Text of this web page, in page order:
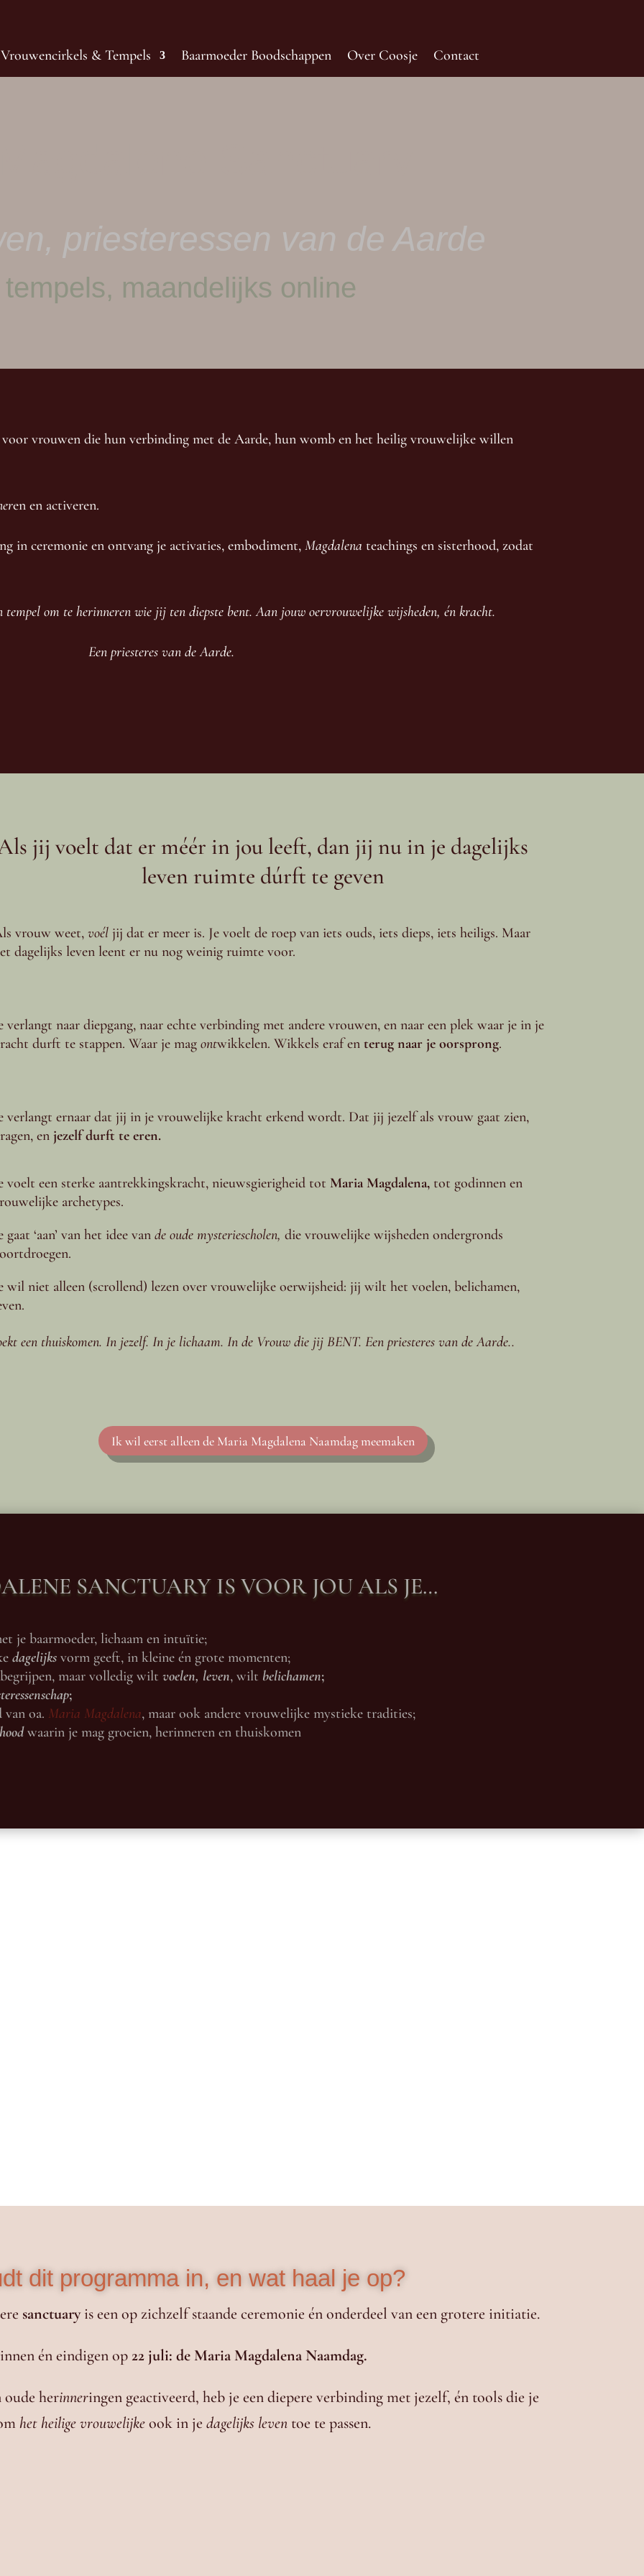
Vrouwencirkels & Tempels Baarmoeder Boodschappen Over Coosje Contact
priesteressen van de Aarde
maandelijks online
vrouwen die hun verbinding met de Aarde, hun womb en het heilig vrouwelijke willen
en en activeren.
in ceremonie en ontvang je activaties, embodiment,Magdalena teachings en sisterhood, zodat
tempel om te herinneren wie jij ten diepste bent.Aan jouw oervrouwelijke wijsheden, én kracht.
Een priesteres van de Aarde.
jij voelt dat er méér in jou leeft, dan jij nu in je dagelijks
leven ruimte dúrft te geven
vrouw weet, voéljij dat er meer is. Je voelt de roep van iets ouds, iets dieps, iets heiligs. Maar
dagelijks leven leent er nu nog weinig ruimte voor.
verlangt naar diepgang, naar echte verbinding met andere vrouwen, en naar een plek waar je in je
durft te stappen. Waar je mag ontwikkelen. Wikkels eraf en terug naar je oorsprong.
verlangt ernaar dat jij in je vrouwelijke kracht erkend wordt. Dat jij jezelf als vrouw gaat zien,
enjezelf durft te eren.
voelt een sterke aantrekkingskracht, nieuwsgierigheid tot Maria Magdalena,tot godinnen en
archetypes.
gaat ‘aan’ van het idee van de oude mysteriescholen, die vrouwelijke wijsheden ondergronds
wil niet alleen (scrollend) lezen over vrouwelijke oerwijsheid: jij wilt het voelen, belichamen,
een thuiskomen. In jezelf. In je lichaam. In de Vrouw die jij BENT. Een priesteres van de Aarde..
Ik wil eerst alleen de Maria Magdalena Naamdag meemaken
SANCTUARY IS VOOR JOU ALS JE…
je baarmoeder, lichaam en intuïtie;
dagelijks vorm geeft, in kleine én grote momenten;
maar volledig wiltvoelen, leven, wilt belichamen;
;
oa. Maria Magdalena, maar ook andere vrouwelijke mystieke tradities;
waarin je mag groeien, herinneren en thuiskomen
dit programma in, en wat haal je op?
sanctuaryis een op zichzelf staande ceremonie én onderdeel van een grotere initiatie.
én eindigen op22 juli: de Maria Magdalena Naamdag.
oude herinneringen geactiveerd, heb je een diepere verbinding met jezelf, én tools die je
het heilige vrouwelijkeook in je dagelijks leven toe te passen.